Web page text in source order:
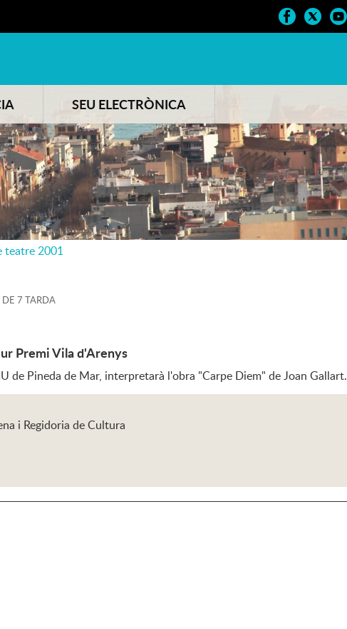
SEU ELECTRÒNICA
teatre 2001
7 TARDA
Premi Vila d'Arenys
de Pineda de Mar, interpretarà l'obra "Carpe Diem" de Joan Gallart.
i Regidoria de Cultura